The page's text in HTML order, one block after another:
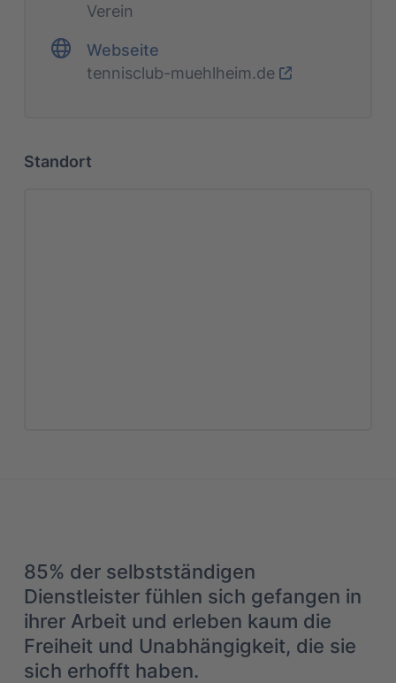
Verein
Webseite
tennisclub-muehlheim.de
Standort
85% der selbstständigen
Dienstleister fühlen sich gefangen in
ihrer Arbeit und erleben kaum die
Freiheit und Unabhängigkeit, die sie
sich erhofft haben.